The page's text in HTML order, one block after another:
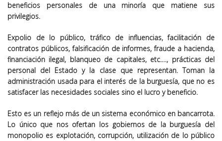
beneficios personales de una minoría que matiene sus
privilegios.
Expolio de lo público, tráfico de influencias, facilitación de
contratos públicos, falsificación de informes, fraude a hacienda,
financiación ilegal, blanqueo de capitales, etc.…, prácticas del
personal del Estado y la clase que representan. Toman la
administración usada para el interés de la burguesía, que no es
satisfacer las necesidades sociales sino el lucro y beneficio.
Esto es un reflejo más de un sistema económico en bancarrota.
Lo único que nos ofertan los gobiernos de la burguesía del
monopolio es explotación, corrupción, utilización de lo público